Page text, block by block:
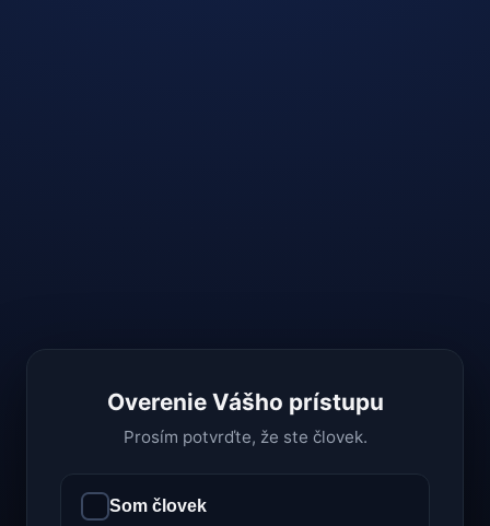
Overenie Vášho prístupu
Prosím potvrďte, že ste človek.
Som človek